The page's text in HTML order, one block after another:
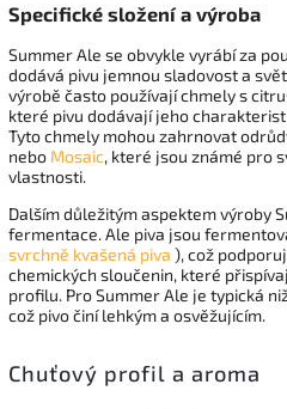
Specifické složení a výroba
Summer Ale se obvykle vyrábí za
dodává pivu jemnou sladovost a
výrobě často používají chmely s
které pivu dodávají jeho
Tyto chmely mohou zahrnovat
nebo Mosaic, které jsou známé pro
vlastnosti.
Dalším důležitým aspektem výroby
fermentace. Ale piva jsou
svrchně kvašená piva ), což
chemických sloučenin, které
profilu. Pro Summer Ale je typická
což pivo činí lehkým a osvěžujícím.
Chuťový profil a aroma